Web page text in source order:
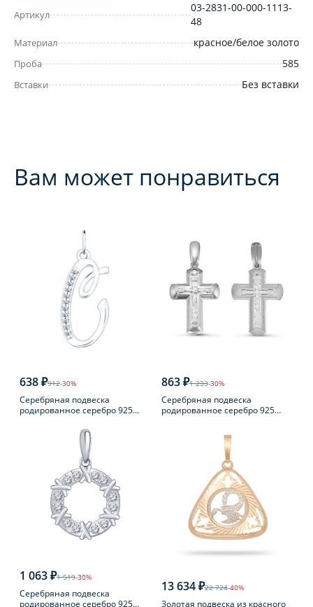
Артикул
03-2831-00-000-1113-
48
Материал красное/белое золото
Проба 585
Вставки Без вставки
Вам может понравиться
638 ₽912-30%
Серебряная подвеска
родированное серебро 925
863 ₽1 233-30%
Серебряная подвеска
родированное серебро 925
1 063 ₽1 519-30%
Серебряная подвеска
родированное серебро 925
13 634 ₽22 724-40%
Золотая подвеска из красного